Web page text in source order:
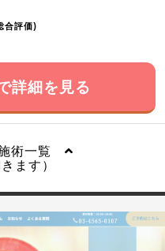
合評価)
詳細を見る
術一覧
ます）